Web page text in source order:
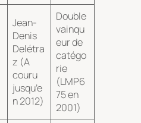
Jean-
Denis
Delétra
z (A
couru
jusqu’e
n 2012)
Double
vainqu
eur de
catégo
rie
(LMP6
75 en
2001)